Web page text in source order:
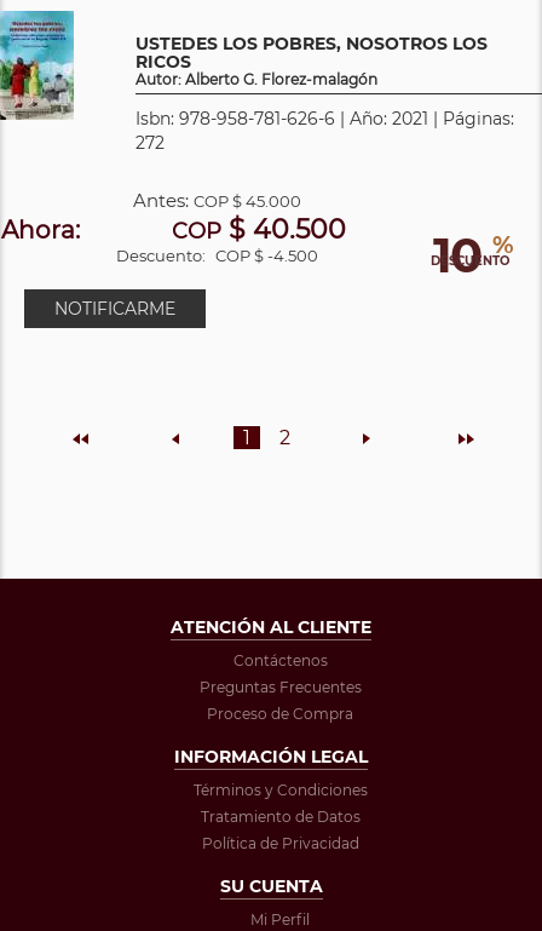
USTEDES LOS POBRES, NOSOTROS LOS
RICOS
Autor: Alberto G. Florez-malagón
Isbn: 978-958-781-626-6 | Año: 2021 | Páginas:
272
10 %
DESCUENTO
Antes: COP$ 45.000
Ahora: COP $ 40.500
Descuento: COP $ -4.500
NOTIFICARME
Inicio Anterior 1 2 Siguiente Final
ATENCIÓN AL CLIENTE
Contáctenos
Preguntas Frecuentes
Proceso de Compra
INFORMACIÓN LEGAL
Términos y Condiciones
Tratamiento de Datos
Política de Privacidad
SU CUENTA
Mi Perfil